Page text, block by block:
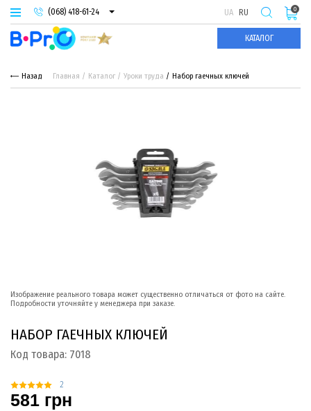
(068) 418-61-24
(093) 974-66-94
(095) 987-29-55
UA RU
КАТАЛОГ
0
Назад Главная Каталог Уроки труда Набор гаечных ключей
Изображение реального товара может существенно отличаться от фото на сайте.
Подробности уточняйте у менеджера при заказе.
НАБОР ГАЕЧНЫХ КЛЮЧЕЙ
Код товара: 7018
2
581 грн